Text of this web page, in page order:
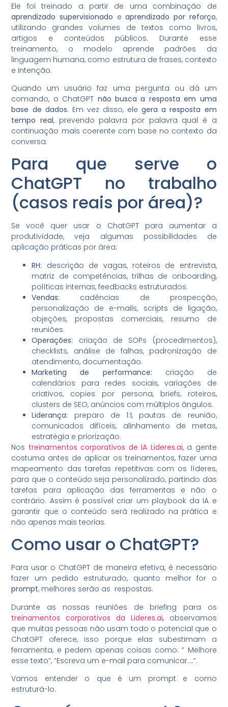
Ele foi treinado a partir de uma combinação de
aprendizado supervisionado eaprendizado por reforço,
utilizando grandes volumes de textos como livros,
artigos e conteúdos públicos. Durante esse
treinamento, o modelo aprende padrões da
linguagem humana, como estrutura de frases, contexto
e intenção.
Quando um usuário faz uma pergunta ou dá um
comando, o ChatGPT não busca a resposta em uma
base de dados. Em vez disso, elegera a resposta em
tempo real, prevendo palavra por palavra qual é a
continuação mais coerente com base no contexto da
conversa.
Para que serve o
ChatGPT no trabalho
(casos reais por área)?
Se você quer usar o ChatGPT para aumentar a
produtividade, veja algumas possibilidades de
aplicação práticas por área:
RH: descrição de vagas, roteiros de entrevista,
matriz de competências, trilhas de onboarding,
políticas internas, feedbacks estruturados.
Vendas: cadências de prospecção,
personalização de e-mails, scripts de ligação,
objeções, propostas comerciais, resumo de
reuniões.
Operações: criação de SOPs (procedimentos),
checklists, análise de falhas, padronização de
atendimento, documentação.
Marketing de performance: criação de
calendários para redes sociais, variações de
criativos, copies por persona, briefs, roteiros,
clusters de SEO, anúncios com múltiplos ângulos.
Liderança: preparo de 1:1, pautas de reunião,
comunicados difíceis, alinhamento de metas,
estratégia e priorização.
Nos treinamentos corporativos de IA Lideres.ai, a gente
costuma antes de aplicar os treinamentos, fazer uma
mapeamento das tarefas repetitivas com os líderes,
para que o conteúdo seja personalizado, partindo das
tarefas para aplicação das ferramentas e não o
contrário. Assim é possível criar um playbook da IA e
garantir que o conteúdo será realizado na prática e
não apenas mais teorias.
Como usar o ChatGPT?
Para usar o ChatGPT de maneira efetiva, é necessário
fazer um pedido estruturado, quanto melhor for o
prompt, melhores serão as respostas.
Durante as nossas reuniões de briefing para os
treinamentos corporativos da Lideres.ai, observamos
que muitas pessoas não usam todo o potencial que o
ChatGPT oferece, isso porque elas subestimam a
ferramenta, e pedem apenas coisas como: ” Melhore
esse texto”, “Escreva um e-mail para comunicar….”.
Vamos entender o que é um prompt e como
estruturá-lo.